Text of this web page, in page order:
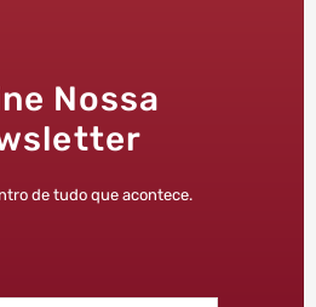
Nossa
de tudo que acontece.